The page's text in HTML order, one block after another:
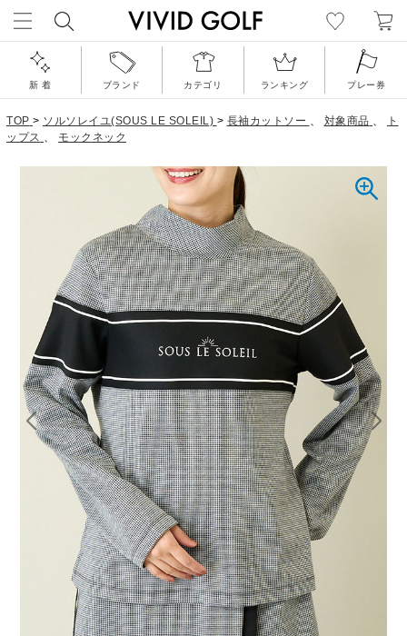
新 着 ブランド カテゴリ ランキング プレー券
TOP > ソルソレイユ(SOUS LE SOLEIL) > 長袖カットソー 、 対象商品 、
ト
ップス 、 モックネック